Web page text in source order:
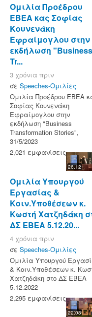
Ομιλία Προέδρου
ΕΒΕΑ κας Σοφίας
Κουνενάκη
Εφραίμογλου στην
εκδήλωση "Business
Tr...
3 χρόνια πριν
σε Speeches-Ομιλίες
Ομιλία Προέδρου ΕΒΕΑ
Σοφίας Κουνενάκη
Εφραίμογλου στην
εκδήλωση "Business
Transformation Stories",
31/5/2023
2,021 εμφανίσεις
26:12
Ομιλία Υπουργού
Εργασίας &
Κοιν.Υποθέσεων κ.
Κωστή Χατζηδάκη
ΔΣ ΕΒΕΑ 5.12.20...
4 χρόνια πριν
σε Speeches-Ομιλίες
Ομιλία Υπουργού
& Κοιν.Υποθέσεων κ.
Χατζηδάκη στο ΔΣ ΕΒΕΑ
5.12.2022
2,295 εμφανίσεις
22:08